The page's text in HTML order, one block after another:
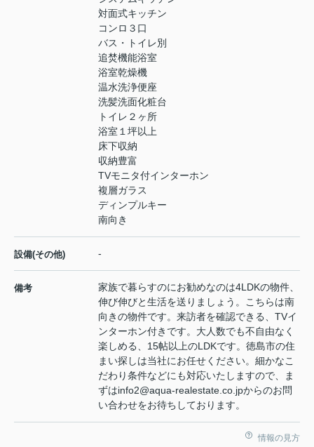
対面式キッチン
コンロ３口
バス・トイレ別
追焚機能浴室
浴室乾燥機
温水洗浄便座
洗髪洗面化粧台
トイレ２ヶ所
浴室１坪以上
床下収納
収納豊富
TVモニタ付インターホン
複層ガラス
ディンプルキー
南向き
設備(その他) -
備考
家族で暮らすのにお勧めなのは4LDKの物件、
伸び伸びと生活を送りましょう。こちらは南
向きの物件です。来訪者を確認できる、TVイ
ンターホン付きです。大人数でも不自由なく
楽しめる、15帖以上のLDKです。徳島市の住
まい探しは当社にお任せください。細かなこ
だわり条件などにも対応いたしますので、ま
ずはinfo2@aqua-realestate.co.jpからのお問
い合わせをお待ちしております。
情報の見方